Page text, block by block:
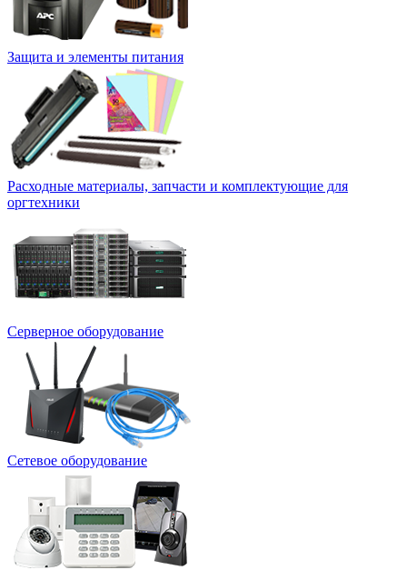
Защита и элементы питания
Расходные материалы, запчасти и комплектующие для
оргтехники
Серверное оборудование
Сетевое оборудование